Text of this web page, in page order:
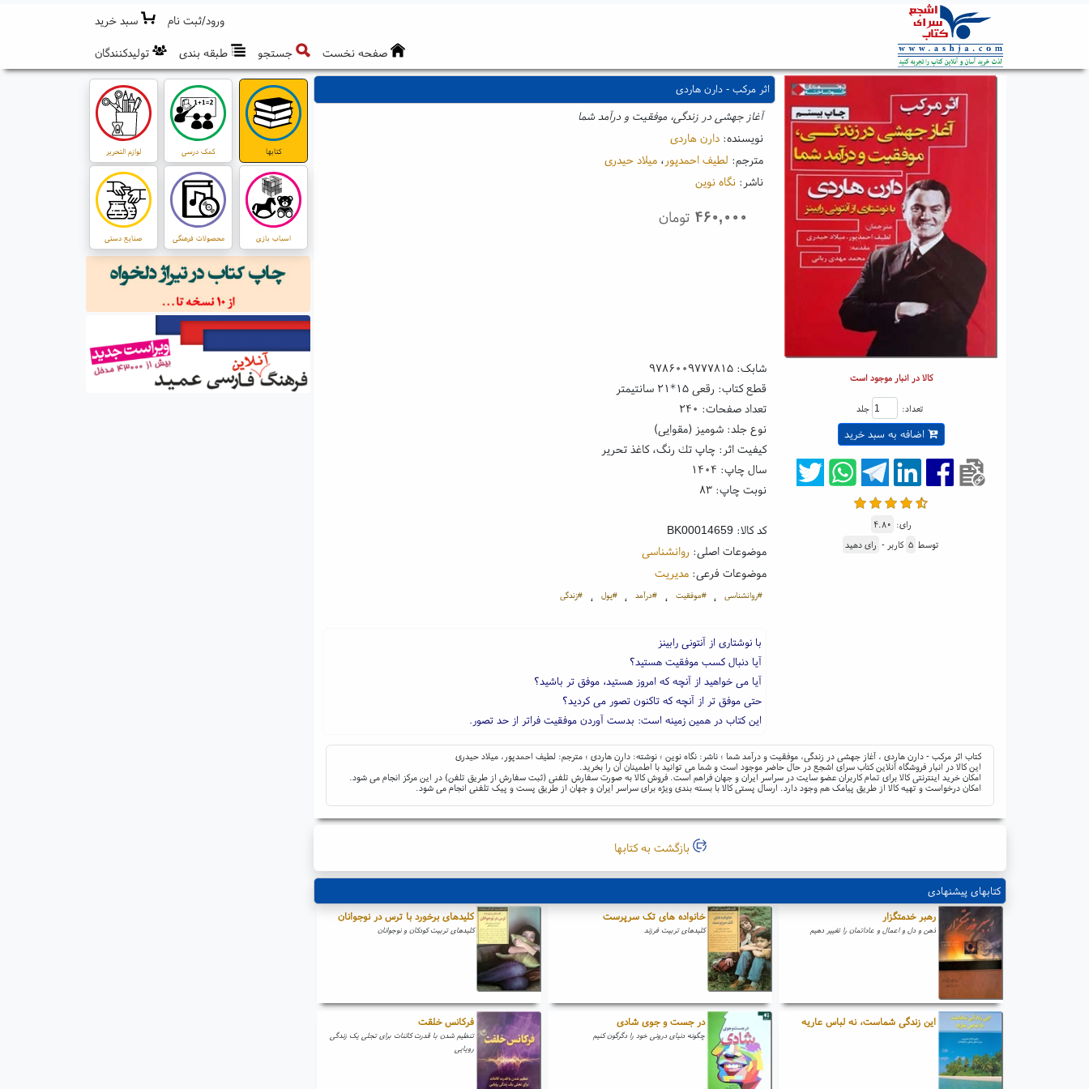
ورود/ثبت نام
سبد خرید
صفحه نخست
جستجو طبقه بندی تولیدکنندگان
اثر مرکب - دارن هاردی
آغاز جهشی در زندگی، موفقیت و درآمد شما
نویسنده: دارن هاردی
مترجم: لطیف احمدپور ، میلاد حیدری
ناشر: نگاه نوین
۴۶۰,۰۰۰ تومان
کالا در انبار موجود است
تعداد: جلد
اضافه به سبد خرید
رای: ۴.۸۰
توسط ۵ کاربر - رای دهید
شابک:۹۷۸۶۰۰۹۷۷۷۸۱۵
قطع کتاب: رقعی ۱۵*۲۱ سانتیمتر
تعداد صفحات: ۲۴۰
نوع جلد: شومیز (مقوایی)
کیفیت اثر: چاپ تك رنگ، کاغذ تحریر
سال چاپ: ۱۴۰۴
نوبت چاپ: ۸۳
کد کالا:BK00014659
موضوعات اصلی: روانشناسی
موضوعات فرعی:مدیریت
#روانشناسی ، #موفقیت ، #درآمد ، #پول ، #زندگی
با نوشتاری از آنتونی رابینز
آیا دنبال کسب موفقیت هستید؟
آیا می خواهید از آنچه که امروز هستید، موفق تر باشید؟
حتی موفق تر از آنچه که تاکنون تصور می کردید؟
این کتاب در همین زمینه است: بدست آوردن موفقیت فراتر از حد تصور.
کتاب اثر مرکب - دارن هاردی ، آغاز جهشی در زندگی، موفقیت و درآمد شما ؛ ناشر: نگاه نوین ؛ نوشته: دارن هاردی ؛ مترجم: لطیف احمدپور، میلاد حیدری
این کالا در انبار فروشگاه آنلاین کتاب سرای اشجع در حال حاضر موجود است و شما می توانید با اطمینان آن را بخرید.
امکان خرید اینترنتی کالا برای تمام کاربران عضو سایت در سراسر ایران و جهان فراهم است. فروش کالا به صورت سفارش تلفنی (ثبت سفارش از طریق تلفن) در این مرکز انجام می شود.
امکان درخواست و تهیه کالا از طریق پیامک هم وجود دارد. ارسال پستی کالا با بسته بندی ویژه برای سراسر ایران و جهان از طریق پست و پیک تلفنی انجام می شود.
بازگشت به کتابها
کتابهای پیشنهادی
رهبر خدمتگزار
ذهن و دل و اعمال و عاداتمان را تغییر دهیم
خانواده های تک سرپرست
کلیدهای تربیت فرزند
کلیدهای برخورد با ترس در نوجوانان
کلیدهای تربیت کودکان و نوجوانان
این زندگی شماست، نه لباس عاریه در جست و جوی شادی
چگونه دنیای درونی خود را دگرگون کنیم
فرکانس خلقت
تنظیم شدن با قدرت کائنات برای تجلی یک زندگی
رویایی
کتابها کمک درسی لوازم التحریر
اسباب بازی محصولات فرهنگی صنایع دستی